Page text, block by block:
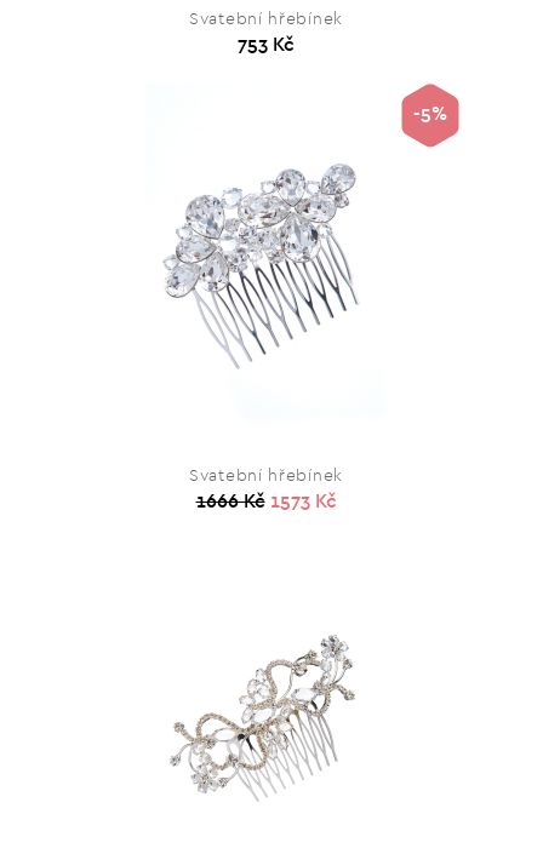
Svatební hřebínek
753 Kč
Svatební hřebínek
1666 Kč 1573 Kč
-5%